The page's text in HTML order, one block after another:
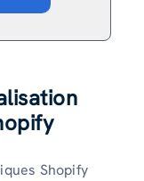
Shopify